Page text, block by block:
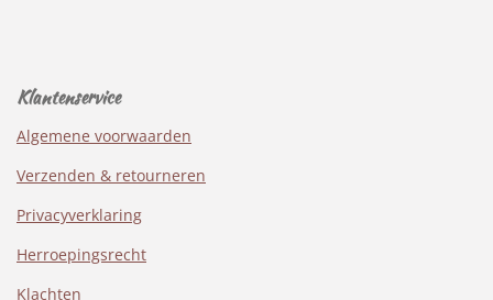
Klantenservice
Algemene voorwaarden
Verzenden & retourneren
Privacyverklaring
Herroepingsrecht
Klachten